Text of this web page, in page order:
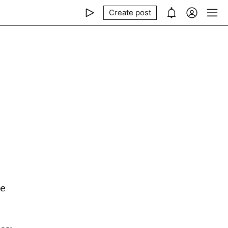
Create post